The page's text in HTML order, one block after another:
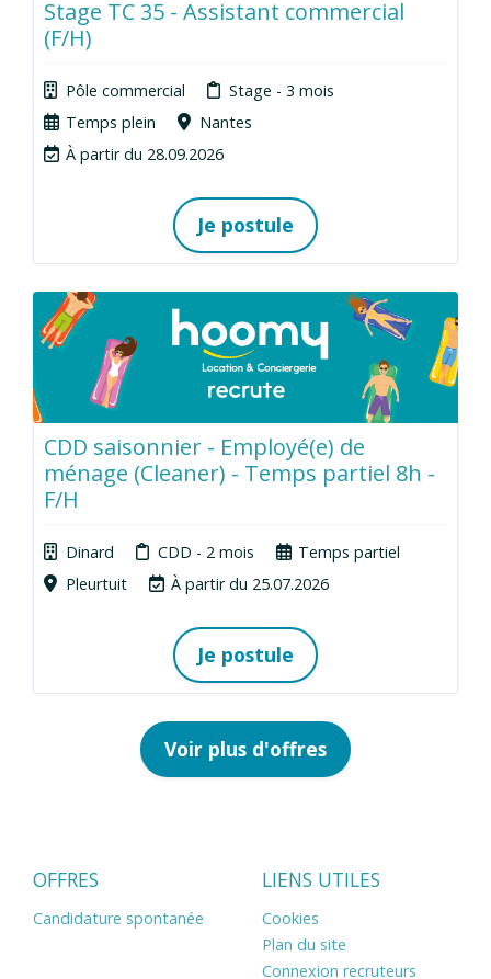
Stage TC 35 - Assistant commercial
(F/H)
Pôle commercial
Stage - 3 mois
Temps plein
Nantes
À partir du 28.09.2026
Je postule
CDD saisonnier - Employé(e) de
ménage (Cleaner) - Temps partiel 8h -
F/H
Dinard CDD - 2 mois
Temps partiel
Pleurtuit
À partir du 25.07.2026
Je postule
Voir plus d'offres
OFFRES
Candidature spontanée
LIENS UTILES
Cookies
Plan du site
Connexion recruteurs